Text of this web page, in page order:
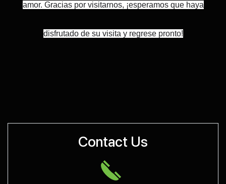
amor. Gracias por visitarnos, ¡esperamos que haya
disfrutado de su visita y regrese pronto!
Contact Us